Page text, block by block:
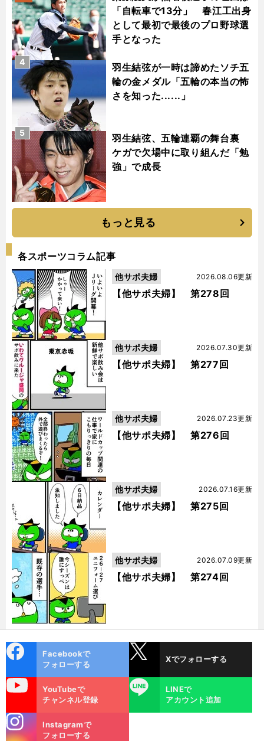
「自転車で13分」 春江工出身
として最初で最後のプロ野球選
手となった
羽生結弦が一時は諦めたソチ五
輪の金メダル「五輪の本当の怖
さを知った......」
4
羽生結弦、五輪連覇の舞台裏
ケガで欠場中に取り組んだ「勉
強」で成長
5
もっと見る
各スポーツコラム記事
【他サポ夫婦】 第278回
2026.08.06更新
他サポ夫婦
【他サポ夫婦】 第277回
2026.07.30更新
他サポ夫婦
【他サポ夫婦】 第276回
2026.07.23更新
他サポ夫婦
【他サポ夫婦】 第275回
2026.07.16更新
他サポ夫婦
【他サポ夫婦】 第274回
2026.07.09更新
他サポ夫婦
ok
Facebookで
フォローする
Xでフォローする
YouTubeで
チャンネル登録
LINE
LINEで
アカウント追加
m
Instagramで
フォローする